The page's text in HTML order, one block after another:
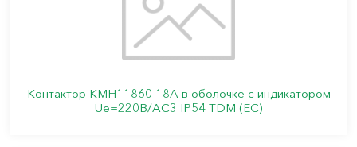
Контактор КМН11860 18А в оболочке с индикатором
Ue=220В/АС3 IP54 TDM (ЕС)